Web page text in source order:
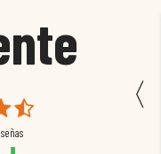
〈
Tuvimos un pequeño
el minuto uno se
en todo. Gracias a Sergio,